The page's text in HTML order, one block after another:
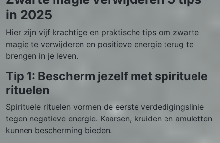
in 2025
Hier zijn vijf krachtige en praktische tips om zwarte
magie te verwijderen en positieve energie terug te
brengen in je leven.
Tip 1: Bescherm jezelf met spirituele
rituelen
Spirituele rituelen vormen de eerste verdedigingslinie
tegen negatieve energie. Kaarsen, kruiden en amuletten
kunnen bescherming bieden.